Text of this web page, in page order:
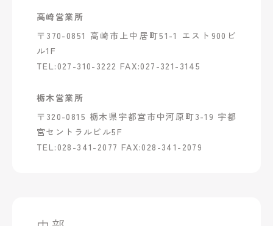
高崎営業所
〒370-0851 高崎市上中居町51-1 エスト900ビ
ル1F
TEL:027-310-3222 FAX:027-321-3145
栃木営業所
〒320-0815 栃木県宇都宮市中河原町3-19 宇都
宮セントラルビル5F
TEL:028-341-2077 FAX:028-341-2079